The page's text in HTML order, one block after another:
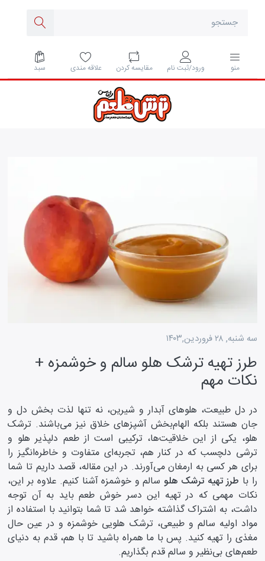
منو ورود/ثبت نام مقايسه كردن علاقه مندی سبد
سه شنبه, ۲۸ فروردین,۱۴۰۳
طرز تهیه ترشک هلو سالم و خوشمزه +
نکات مهم
در دل طبیعت، هلو‌های آبدار و شیرین، نه تنها لذت بخش دل و
جان هستند بلکه الهام‌بخش آشپز‌های خلاق نیز می‌باشند. ترشک
هلو، یکی از این خلاقیت‌ها، ترکیبی است از طعم دلپذیر هلو و
ترشی دلچسب که در کنار هم، تجربه‌ای متفاوت و خاطره‌انگیز را
برای هر کسی به ارمغان می‌آورند. در این مقاله، قصد داریم تا شما
را با طرز تهیه ترشک هلو سالم و خوشمزه آشنا کنیم. علاوه بر این،
نکات مهمی که در تهیه این دسر خوش طعم باید به آن توجه
داشت، به اشتراک گذاشته خواهد شد تا شما بتوانید با استفاده از
مواد اولیه سالم و طبیعی، ترشک هلویی خوشمزه و در عین حال
مغذی را تهیه کنید. پس با ما همراه باشید تا با هم، قدم به دنیای
طعم‌های بی‌نظیر و سالم قدم بگذاریم.